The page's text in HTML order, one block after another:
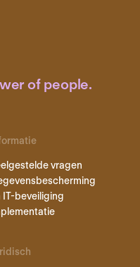
of people.
vragen
IT-beveiliging